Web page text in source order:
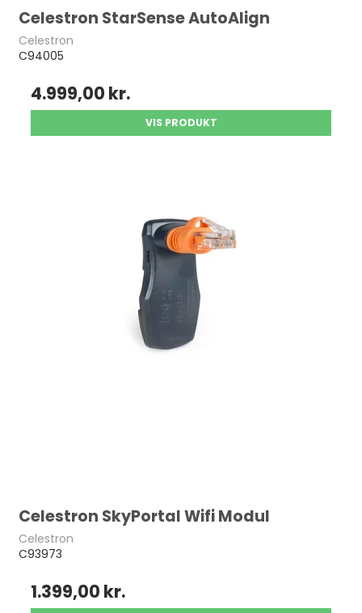
Celestron StarSense AutoAlign
Celestron
C94005
4.999,00 kr.
VIS PRODUKT
Celestron SkyPortal Wifi Modul
Celestron
C93973
1.399,00 kr.